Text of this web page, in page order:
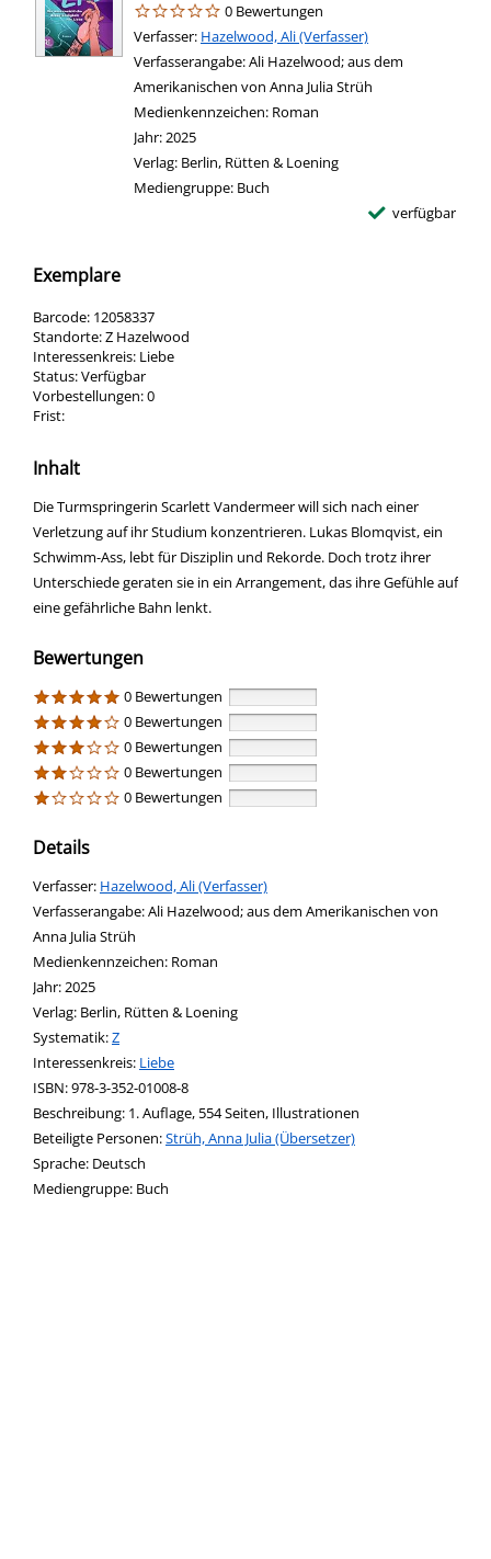
0 Bewertungen
Verfasser: Suche nach diesem Verfasser
Hazelwood, Ali (Verfasser)
Verfasserangabe:Ali Hazelwood; aus dem
Amerikanischen von Anna Julia Strüh
Medienkennzeichen: Roman
Jahr:2025
Verlag: Berlin, Rütten & Loening
Mediengruppe: Buch
verfügbar
Exemplare
Barcode: 12058337
Standorte:Z Hazelwood
Interessenkreis: Liebe
Status:Verfügbar
Vorbestellungen:0
Frist:
Inhalt
Die Turmspringerin Scarlett Vandermeer will sich nach einer
Verletzung auf ihr Studium konzentrieren. Lukas Blomqvist, ein
Schwimm-Ass, lebt für Disziplin und Rekorde. Doch trotz ihrer
Unterschiede geraten sie in ein Arrangement, das ihre Gefühle auf
eine gefährliche Bahn lenkt.
Bewertungen
0 Bewertungen
0 Bewertungen
0 Bewertungen
0 Bewertungen
0 Bewertungen
Details
Verfasser: Suche nach diesem Verfasser
Hazelwood, Ali (Verfasser)
Verfasserangabe:Ali Hazelwood; aus dem Amerikanischen von
Anna Julia Strüh
Medienkennzeichen: Roman
Jahr:2025
Verlag: Berlin, Rütten & Loening
opens in new tab
Diesen Link in neuem Tab öffnen
Systematik:Suche nach dieser Systematik
Z
Interessenkreis: Suche nach diesem Interessenskreis
Liebe
ISBN:978-3-352-01008-8
Beschreibung: 1. Auflage, 554 Seiten, Illustrationen
Beteiligte Personen:Suche nach dieser Beteiligten Person
Strüh, Anna Julia (Übersetzer)
Sprache: Deutsch
Mediengruppe: Buch